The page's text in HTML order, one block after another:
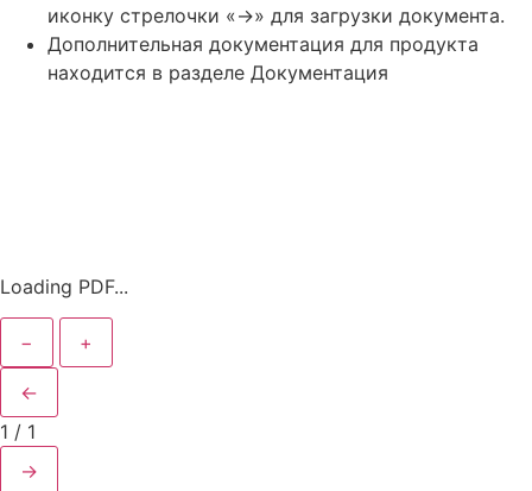
иконку стрелочки «->» для загрузки документа.
Дополнительная документация для продукта
находится в разделе Документация
Loading PDF...
− +
←
1 / 1
→